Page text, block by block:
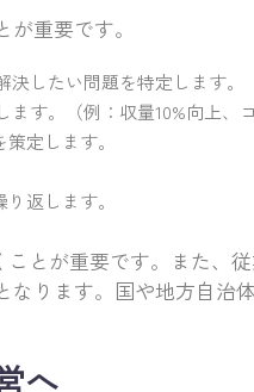
重要です。
したい問題を特定します。
す。（例：収量10%向上、コ
定します。
返します。
とが重要です。また、
ります。国や地方自治
へ